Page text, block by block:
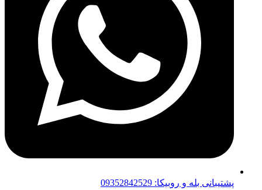
پشتیبانی بله و روبیکا: 09352842529